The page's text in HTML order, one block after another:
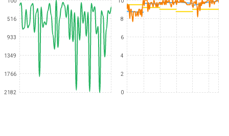
516
933
1349
1766
2182
8
6
4
2
0